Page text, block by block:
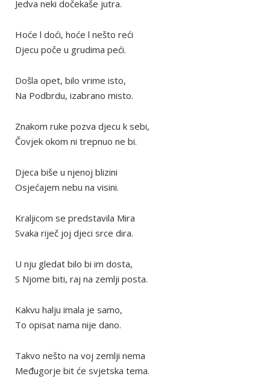
Jedva neki dočekaše jutra.
Hoće l doći, hoće l nešto reći
Djecu poče u grudima peći.
Došla opet, bilo vrime isto,
Na Podbrdu, izabrano misto.
Znakom ruke pozva djecu k sebi,
Čovjek okom ni trepnuo ne bi.
Djeca biše u njenoj blizini
Osjećajem nebu na visini.
Kraljicom se predstavila Mira
Svaka riječ joj djeci srce dira.
U nju gledat bilo bi im dosta,
S Njome biti, raj na zemlji posta.
Kakvu halju imala je samo,
To opisat nama nije dano.
Takvo nešto na voj zemlji nema
Međugorje bit će svjetska tema.